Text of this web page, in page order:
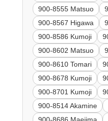
900-8555 Matsuo
900-8567 Higawa
900-8586 Kumoji
900-8602 Matsuo
900-8610 Tomari
900-8678 Kumoji
900-8701 Kumoji
900-8514 Akamine